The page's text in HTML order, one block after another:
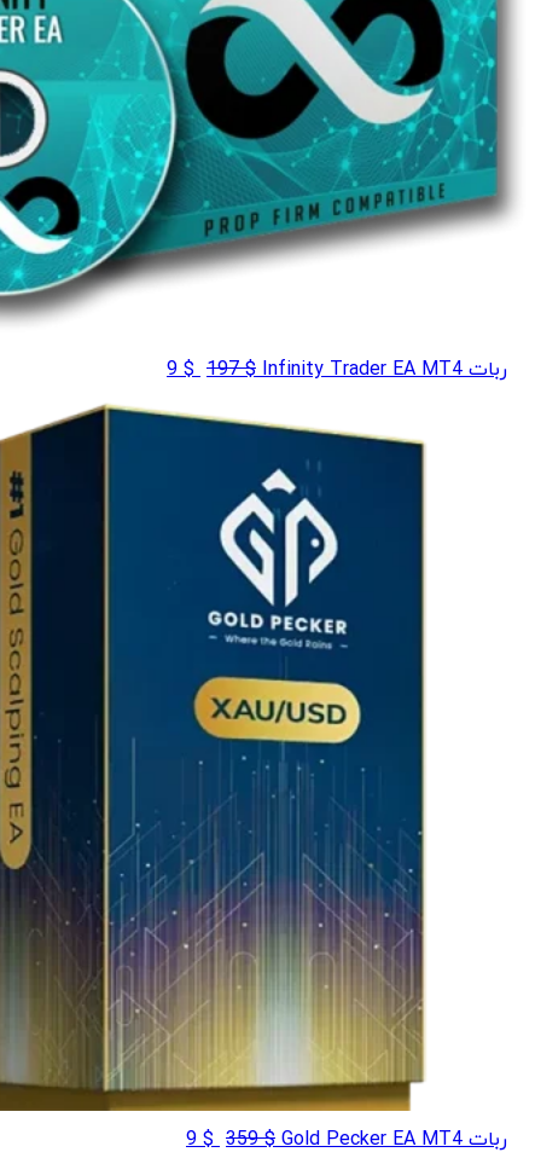
ربات Infinity Trader EA MT4 $
197
قیمت
اصلی
$
9 قیمت
فعلی
ربات Gold Pecker EA MT4 $
359
قیمت
$
9 قیمت